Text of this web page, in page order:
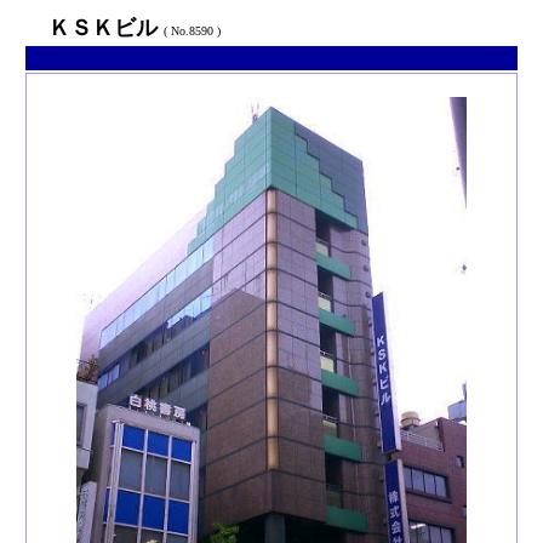
ＫＳＫビル ( No.8590 )